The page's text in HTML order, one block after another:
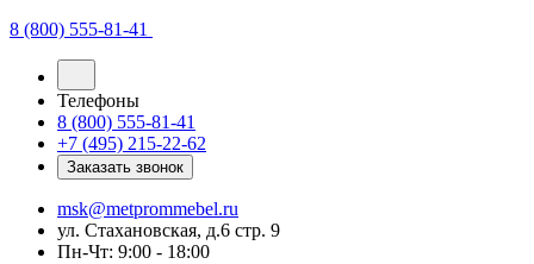
8 (800) 555-81-41
Телефоны
8 (800) 555-81-41
+7 (495) 215-22-62
Заказать звонок
msk@metprommebel.ru
ул. Стахановская, д.6 стр. 9
Пн-Чт: 9:00 - 18:00